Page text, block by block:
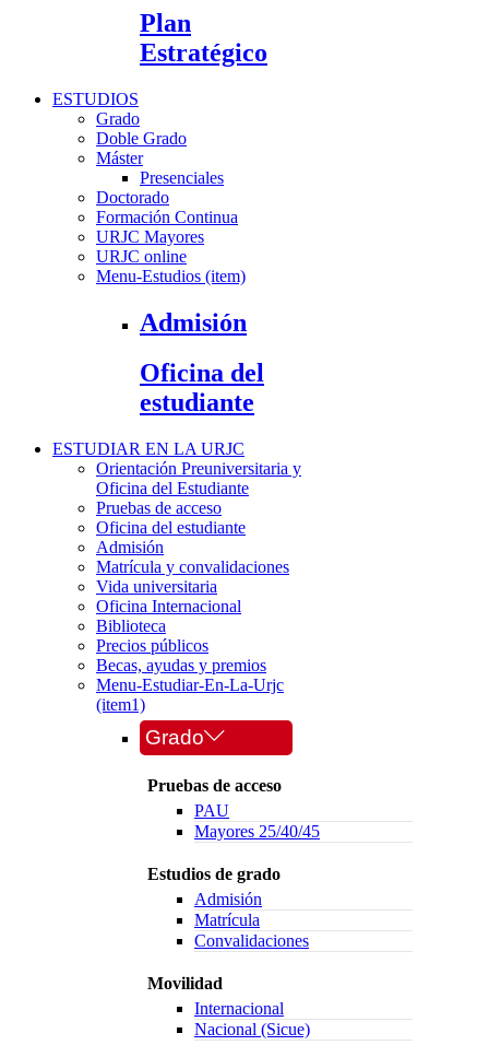
Plan
Estratégico
ESTUDIOS
Grado
Doble Grado
Máster
Presenciales
Doctorado
Formación Continua
URJC Mayores
URJC online
Menu-Estudios (item)
Admisión
Oficina del
estudiante
ESTUDIAR EN LA URJC
Orientación Preuniversitaria y
Oficina del Estudiante
Pruebas de acceso
Oficina del estudiante
Admisión
Matrícula y convalidaciones
Vida universitaria
Oficina Internacional
Biblioteca
Precios públicos
Becas, ayudas y premios
Menu-Estudiar-En-La-Urjc
(item1)
Grado
Pruebas de acceso
PAU
Mayores 25/40/45
Estudios de grado
Admisión
Matrícula
Convalidaciones
Movilidad
Internacional
Nacional (Sicue)